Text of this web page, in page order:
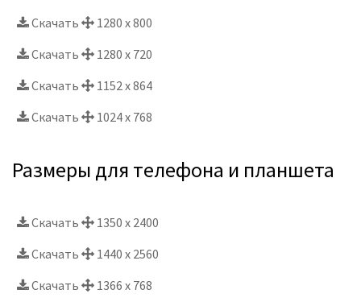
Скачать
1280 x 800
Скачать
1280 x 720
Скачать
1152 x 864
Скачать
1024 x 768
Размеры для телефона и планшета
Скачать
1350 x 2400
Скачать
1440 x 2560
Скачать
1366 x 768